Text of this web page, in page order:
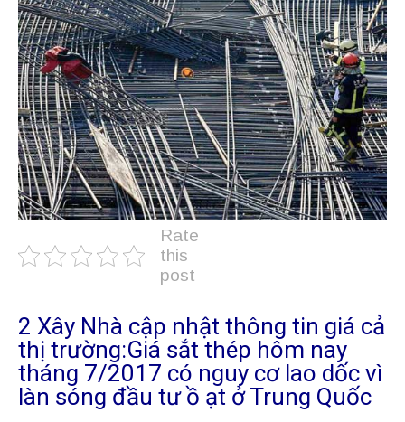
Rate
this
post
2 Xây Nhà cập nhật thông tin giá cả
thị trường:Giá sắt thép hôm nay
tháng 7/2017 có nguy cơ lao dốc vì
làn sóng đầu tư ồ ạt ở Trung Quốc